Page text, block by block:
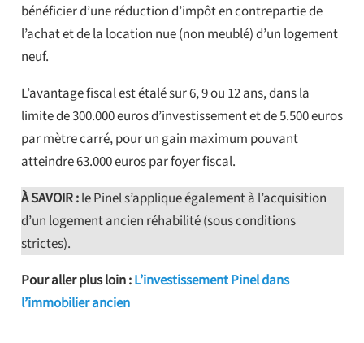
bénéficier d’une réduction d’impôt en contrepartie de
l’achat et de la location nue (non meublé) d’un logement
neuf.
L’avantage fiscal est étalé sur 6, 9 ou 12 ans, dans la
limite de 300.000 euros d’investissement et de 5.500 euros
par mètre carré, pour un gain maximum pouvant
atteindre 63.000 euros par foyer fiscal.
À SAVOIR :le Pinel s’applique également à l’acquisition
d’un logement ancien réhabilité (sous conditions
strictes).
Pour aller plus loin :L’investissement Pinel dans
l’immobilier ancien